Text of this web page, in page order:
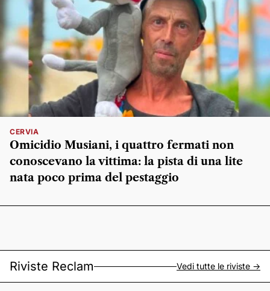
CERVIA
Omicidio Musiani, i quattro fermati non
conoscevano la vittima: la pista di una lite
nata poco prima del pestaggio
Riviste Reclam Vedi tutte le riviste ->